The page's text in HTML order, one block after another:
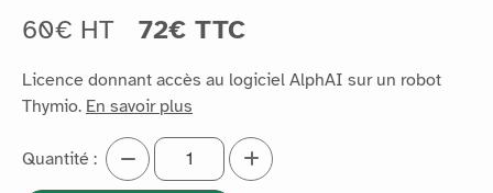
60€ HT 72€ TTC
Licence donnant accès au logiciel AlphAI sur un robot
Thymio. En savoir plus
Quantité :